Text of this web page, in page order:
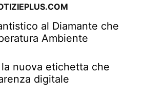
al Diamante che
Ambiente
nuova etichetta che
digitale